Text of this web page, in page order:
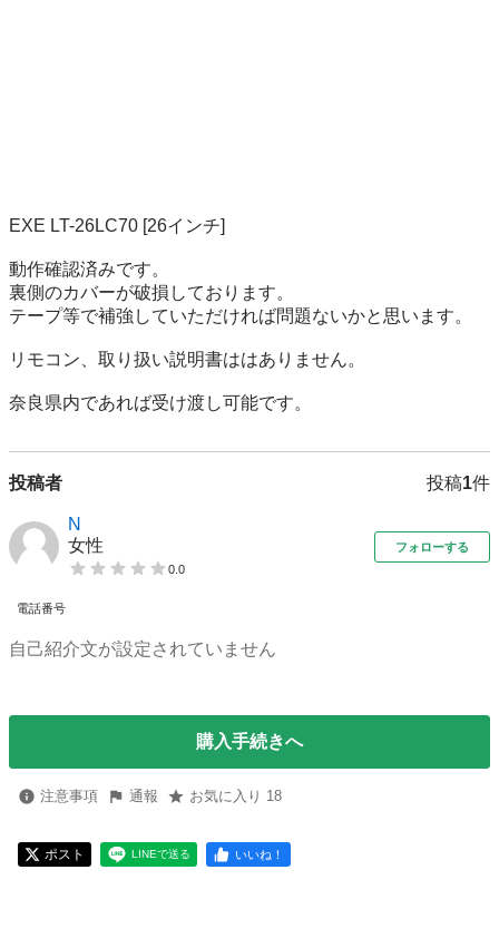
EXE LT-26LC70 [26インチ]
動作確認済みです。
裏側のカバーが破損しております。
テープ等で補強していただければ問題ないかと思います。
リモコン、取り扱い説明書ははありません。
奈良県内であれば受け渡し可能です。
投稿者 投稿1件
N
女性
0.0
フォローする
電話番号
自己紹介文が設定されていません
購入手続きへ
注意事項 通報 お気に入り 18
ポスト LINEで送る いいね！